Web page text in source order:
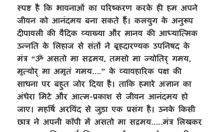
स्पष्ट है कि भावनाओं का परिष्करण करके ही हम अपने
जीवन को आनंदमय बना सकते हैं। कलयुग के अनुरूप
दीपावली की वैदिक व्याख्या और मानव की आध्यात्मिक
उन्नति के लिहाज से संतों ने बृहदारण्यक उपनिषद के
मंत्र “ॐ असतो मा सद्गमय, तमसो मा ज्योतिर् गमय,
मृत्योर् मा अमृतं गमय….” के व्यावहारिक पक्ष की
साधना पर बहुत जोर दिया है। ताकि हमारे अज्ञान का
अंधेरा मिटे और आत्म-प्रकाश से जीवन आनंदमय हो
जाए। महर्षि अरविंद से जुड़ा एक प्रसंग है। उनके किसी
छात्र ने अपनी कॉपी में असतो मा सद्गमय…..मंत्र लिखकर